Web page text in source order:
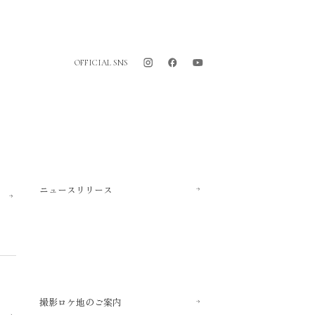
OFFICIAL SNS
ニュースリリース
撮影ロケ地のご案内